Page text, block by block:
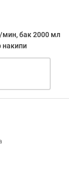
мин, бак 2000 мл
накипи